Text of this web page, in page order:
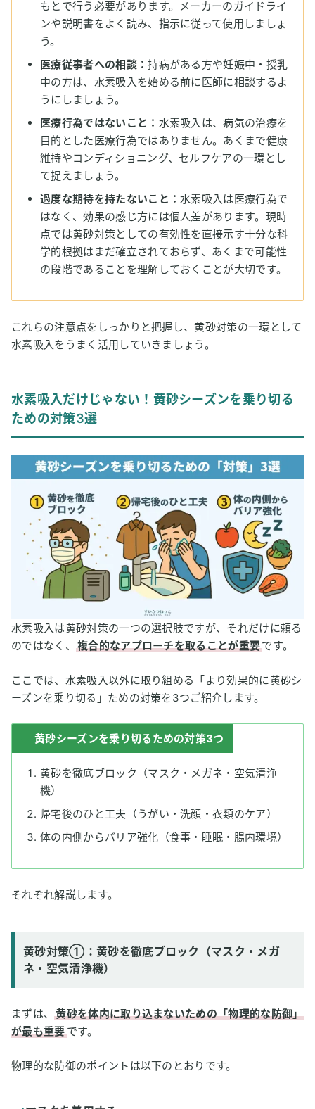
もとで行う必要があります。メーカーのガイドライ
ンや説明書をよく読み、指示に従って使用しましょ
う。
医療従事者への相談：持病がある方や妊娠中・授乳
中の方は、水素吸入を始める前に医師に相談するよ
うにしましょう。
医療行為ではないこと： 水素吸入は、病気の治療を
目的とした医療行為ではありません。あくまで健康
維持やコンディショニング、セルフケアの一環とし
て捉えましょう。
過度な期待を持たないこと：水素吸入は医療行為で
はなく、効果の感じ方には個人差があります。現時
点では黄砂対策としての有効性を直接示す十分な科
学的根拠はまだ確立されておらず、あくまで可能性
の段階であることを理解しておくことが大切です。
これらの注意点をしっかりと把握し、黄砂対策の一環として
水素吸入をうまく活用していきましょう。
水素吸入だけじゃない！黄砂シーズンを乗り切る
ための対策3選
水素吸入は黄砂対策の一つの選択肢ですが、それだけに頼る
のではなく、
複合的なアプローチを取ることが重要です。
ここでは、水素吸入以外に取り組める「より効果的に黄砂シ
ーズンを乗り切る」ための対策を3つご紹介します。
黄砂シーズンを乗り切るための対策3つ
黄砂を徹底ブロック（マスク・メガネ・空気清浄
機）
帰宅後のひと工夫（うがい・洗顔・衣類のケア）
体の内側からバリア強化（食事・睡眠・腸内環境）
それぞれ解説します。
黄砂対策①：黄砂を徹底ブロック（マスク・メガ
ネ・空気清浄機）
まずは、黄砂を体内に取り込まないための「物理的な防御」
が最も重要です。
物理的な防御のポイントは以下のとおりです。